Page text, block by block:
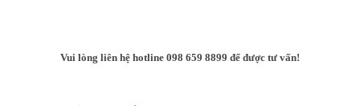
Vui lòng liên hệ hotline 098 659 8899 để được tư vấn!